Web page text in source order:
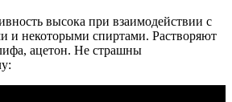
высока при взаимодействии с
и некоторыми спиртами. Растворяют
ацетон. Не страшны